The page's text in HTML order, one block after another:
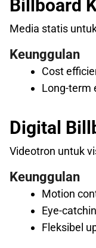
Billboard
Media statis
Keunggulan
Cost
Long-term
Digital
Videotron untuk
Keunggulan
Motion
Eye-
Fleksibel